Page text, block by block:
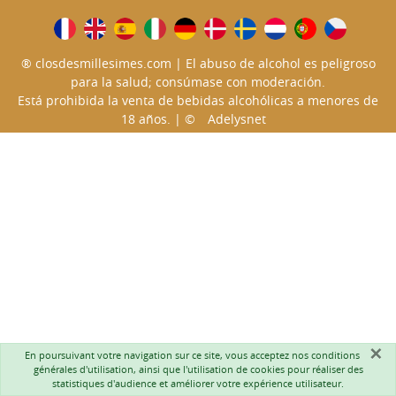
® closdesmillesimes.com | El abuso de alcohol es peligroso
para la salud; consúmase con moderación.
Está prohibida la venta de bebidas alcohólicas a menores de
18 años. | ©
Adelysnet
×
En poursuivant votre navigation sur ce site, vous acceptez nos conditions
générales d'utilisation, ainsi que l'utilisation de cookies pour réaliser des
statistiques d'audience et améliorer votre expérience utilisateur.